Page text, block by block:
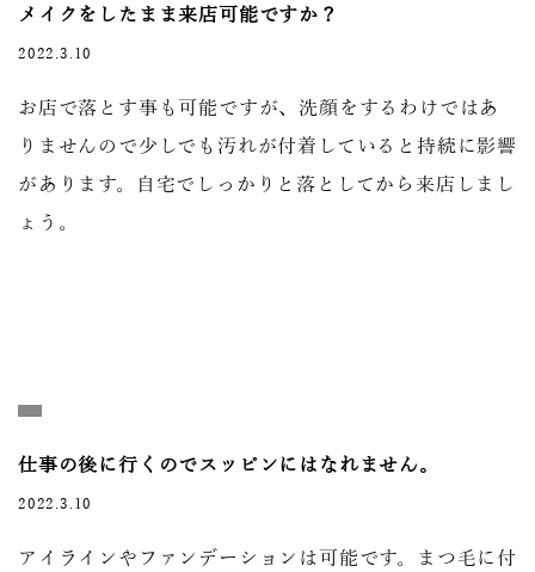
メイクをしたまま来店可能ですか？
2022.3.10
お店で落とす事も可能ですが、洗顔をするわけではあ
りませんので少しでも汚れが付着していると持続に影響
があります。自宅でしっかりと落としてから来店しまし
ょう。
仕事の後に行くのでスッピンにはなれません。
2022.3.10
アイラインやファンデーションは可能です。まつ毛に付